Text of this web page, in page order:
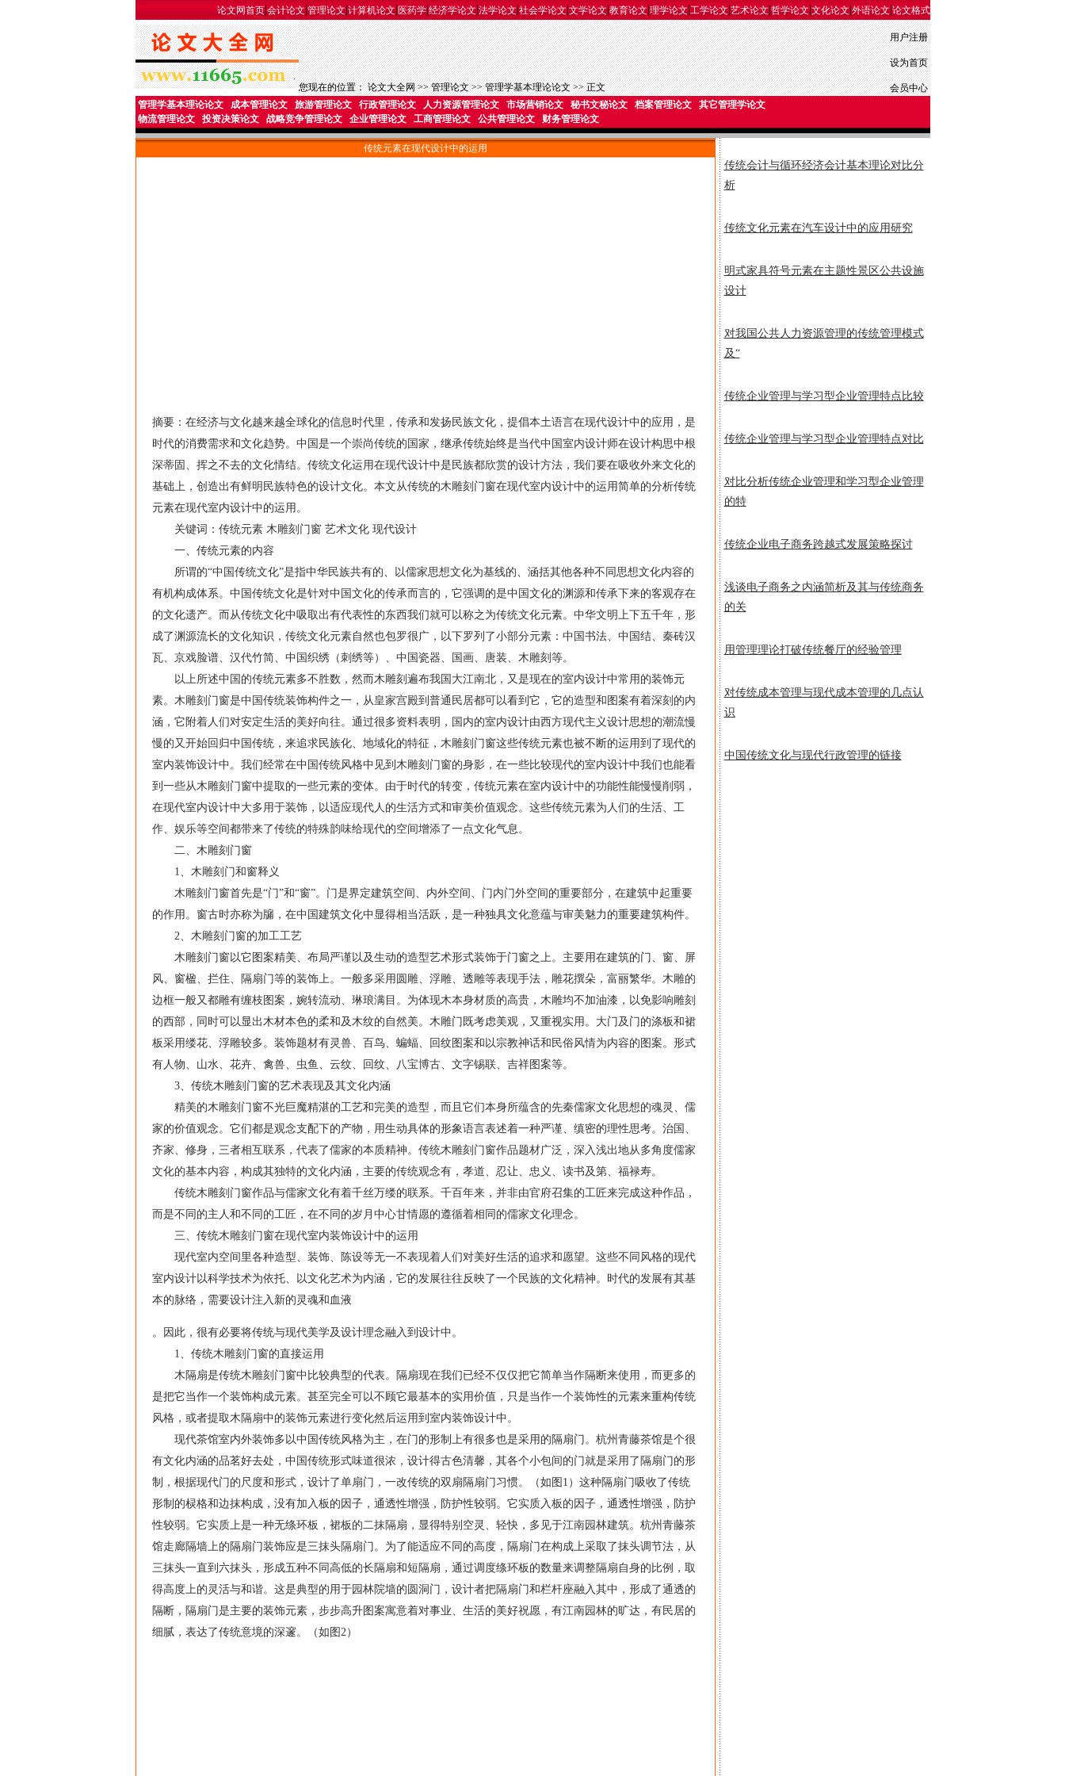
论文网首页|会计论文|管理论文|计算机论文| 医药学|经济学论文|法学论文|社会学论文|文学论文|教育论文|理学论文|工学论文|艺术论文|哲学论文|文化论文|外语论文|论文格式
用户注册
设为首页
您现在的位置：论文大全网>>管理论文>>管理学基本理论论文>> 正文
会员中心
管理学基本理论论文
成本管理论文 旅游管理论文 行政管理论文 人力资源管理论文 市场营销论文 秘书文秘论文 档案管理论文
其它管理学论文
物流管理论文
投资决策论文 战略竞争管理论文 企业管理论文 工商管理论文 公共管理论文 财务管理论文
传统元素在现代设计中的运用
摘要：在经济与文化越来越全球化的信息时代里，传承和发扬民族文化，提倡本土语言在现代设计中的应用，是
时代的消费需求和文化趋势。中国是一个崇尚传统的国家，继承传统始终是当代中国室内设计师在设计构思中根
深蒂固、挥之不去的文化情结。传统文化运用在现代设计中是民族都欣赏的设计方法，我们要在吸收外来文化的
基础上，创造出有鲜明民族特色的设计文化。本文从传统的木雕刻门窗在现代室内设计中的运用简单的分析传统
元素在现代室内设计中的运用。
关键词：传统元素 木雕刻门窗 艺术文化 现代设计
一、传统元素的内容
所谓的“中国传统文化”是指中华民族共有的、以儒家思想文化为基线的、涵括其他各种不同思想文化内容的
有机构成体系。中国传统文化是针对中国文化的传承而言的，它强调的是中国文化的渊源和传承下来的客观存在
的文化遗产。而从传统文化中吸取出有代表性的东西我们就可以称之为传统文化元素。中华文明上下五千年，形
成了渊源流长的文化知识，传统文化元素自然也包罗很广，以下罗列了小部分元素：中国书法、中国结、秦砖汉
瓦、京戏脸谱、汉代竹简、中国织绣（刺绣等）、中国瓷器、国画、唐装、木雕刻等。
以上所述中国的传统元素多不胜数，然而木雕刻遍布我国大江南北，又是现在的室内设计中常用的装饰元
素。木雕刻门窗是中国传统装饰构件之一，从皇家宫殿到普通民居都可以看到它，它的造型和图案有着深刻的内
涵，它附着人们对安定生活的美好向往。通过很多资料表明，国内的室内设计由西方现代主义设计思想的潮流慢
慢的又开始回归中国传统，来追求民族化、地域化的特征，木雕刻门窗这些传统元素也被不断的运用到了现代的
室内装饰设计中。我们经常在中国传统风格中见到木雕刻门窗的身影，在一些比较现代的室内设计中我们也能看
到一些从木雕刻门窗中提取的一些元素的变体。由于时代的转变，传统元素在室内设计中的功能性能慢慢削弱，
在现代室内设计中大多用于装饰，以适应现代人的生活方式和审美价值观念。这些传统元素为人们的生活、工
作、娱乐等空间都带来了传统的特殊韵味给现代的空间增添了一点文化气息。
二、木雕刻门窗
1、木雕刻门和窗释义
木雕刻门窗首先是“门”和“窗”。门是界定建筑空间、内外空间、门内门外空间的重要部分，在建筑中起重要
的作用。窗古时亦称为牖，在中国建筑文化中显得相当活跃，是一种独具文化意蕴与审美魅力的重要建筑构件。
2、木雕刻门窗的加工工艺
木雕刻门窗以它图案精美、布局严谨以及生动的造型艺术形式装饰于门窗之上。主要用在建筑的门、窗、屏
风、窗楹、拦住、隔扇门等的装饰上。一般多采用圆雕、浮雕、透雕等表现手法，雕花撰朵，富丽繁华。木雕的
边框一般又都雕有缠枝图案，婉转流动、琳琅满目。为体现木本身材质的高贵，木雕均不加油漆，以免影响雕刻
的西部，同时可以显出木材本色的柔和及木纹的自然美。木雕门既考虑美观，又重视实用。大门及门的涤板和裙
板采用缕花、浮雕较多。装饰题材有灵兽、百鸟、蝙蝠、回纹图案和以宗教神话和民俗风情为内容的图案。形式
有人物、山水、花卉、禽兽、虫鱼、云纹、回纹、八宝博古、文字锡联、吉祥图案等。
3、传统木雕刻门窗的艺术表现及其文化内涵
精美的木雕刻门窗不光巨魔精湛的工艺和完美的造型，而且它们本身所蕴含的先秦儒家文化思想的魂灵、儒
家的价值观念。它们都是观念支配下的产物，用生动具体的形象语言表述着一种严谨、缜密的理性思考。治国、
齐家、修身，三者相互联系，代表了儒家的本质精神。传统木雕刻门窗作品题材广泛，深入浅出地从多角度儒家
文化的基本内容，构成其独特的文化内涵，主要的传统观念有，孝道、忍让、忠义、读书及第、福禄寿。
传统木雕刻门窗作品与儒家文化有着千丝万缕的联系。千百年来，并非由官府召集的工匠来完成这种作品，
而是不同的主人和不同的工匠，在不同的岁月中心甘情愿的遵循着相同的儒家文化理念。
三、传统木雕刻门窗在现代室内装饰设计中的运用
现代室内空间里各种造型、装饰、陈设等无一不表现着人们对美好生活的追求和愿望。这些不同风格的现代
室内设计以科学技术为依托、以文化艺术为内涵，它的发展往往反映了一个民族的文化精神。时代的发展有其基
本的脉络，需要设计注入新的灵魂和血液
。因此，很有必要将传统与现代美学及设计理念融入到设计中。
1、传统木雕刻门窗的直接运用
木隔扇是传统木雕刻门窗中比较典型的代表。隔扇现在我们已经不仅仅把它简单当作隔断来使用，而更多的
是把它当作一个装饰构成元素。甚至完全可以不顾它最基本的实用价值，只是当作一个装饰性的元素来重构传统
风格，或者提取木隔扇中的装饰元素进行变化然后运用到室内装饰设计中。
现代茶馆室内外装饰多以中国传统风格为主，在门的形制上有很多也是采用的隔扇门。杭州青藤茶馆是个很
有文化内涵的品茗好去处，中国传统形式味道很浓，设计得古色清馨，其各个小包间的门就是采用了隔扇门的形
制，根据现代门的尺度和形式，设计了单扇门，一改传统的双扇隔扇门习惯。（如图1）这种隔扇门吸收了传统
形制的棂格和边抹构成，没有加入板的因子，通透性增强，防护性较弱。它实质入板的因子，通透性增强，防护
性较弱。它实质上是一种无绦环板，裙板的二抹隔扇，显得特别空灵、轻快，多见于江南园林建筑。杭州青藤茶
馆走廊隔墙上的隔扇门装饰应是三抹头隔扇门。为了能适应不同的高度，隔扇门在构成上采取了抹头调节法，从
三抹头一直到六抹头，形成五种不同高低的长隔扇和短隔扇，通过调度绦环板的数量来调整隔扇自身的比例，取
得高度上的灵活与和谐。这是典型的用于园林院墙的圆洞门，设计者把隔扇门和栏杆座融入其中，形成了通透的
隔断，隔扇门是主要的装饰元素，步步高升图案寓意着对事业、生活的美好祝愿，有江南园林的旷达，有民居的
细腻，表达了传统意境的深邃。（如图2）
传统会计与循环经济会计基本理论对比分
析
传统文化元素在汽车设计中的应用研究
明式家具符号元素在主题性景区公共设施
设计
对我国公共人力资源管理的传统管理模式
及“
传统企业管理与学习型企业管理特点比较
传统企业管理与学习型企业管理特点对比
对比分析传统企业管理和学习型企业管理
的特
传统企业电子商务跨越式发展策略探讨
浅谈电子商务之内涵简析及其与传统商务
的关
用管理理论打破传统餐厅的经验管理
对传统成本管理与现代成本管理的几点认
识
中国传统文化与现代行政管理的链接